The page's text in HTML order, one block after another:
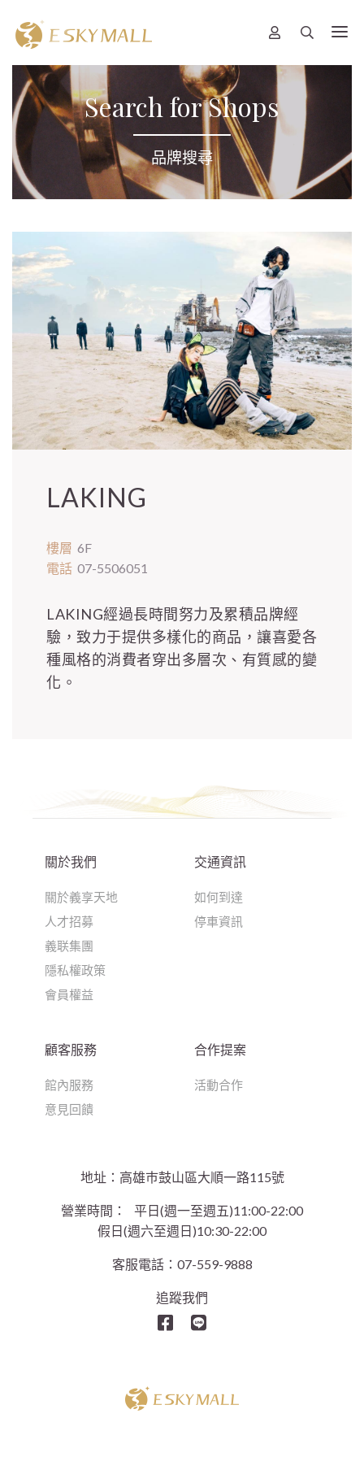
Search for Shops
品牌搜尋
LAKING
樓層 6F
電話 07-5506051
LAKING經過長時間努力及累積品牌經
驗，致力于提供多樣化的商品，讓喜愛各
種風格的消費者穿出多層次、有質感的變
化。
地址：高雄巿鼓山區大順一路115號
營業時間：
平日(週一至週五)11:00-22:00
假日(週六至週日)10:30-22:00
客服電話：07-559-9888
追蹤我們
關於我們
關於義享天地
人才招募
義联集團
隱私權政策
會員權益
交通資訊
如何到達
停車資訊
顧客服務
館內服務
意見回饋
合作提案
活動合作